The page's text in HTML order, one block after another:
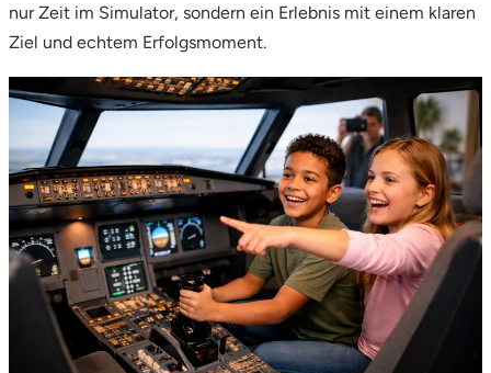
nur Zeit im Simulator, sondern ein Erlebnis mit einem klaren
Ziel und echtem Erfolgsmoment.